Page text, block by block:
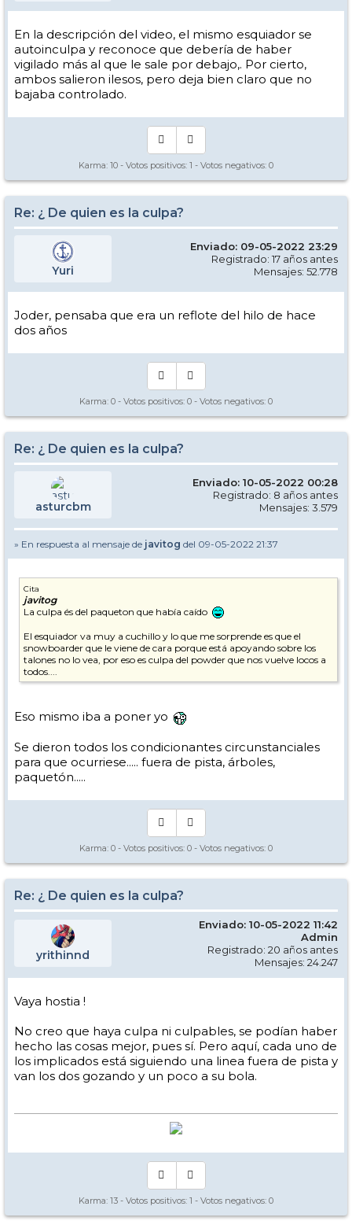
En la descripción del video, el mismo esquiador se
autoinculpa y reconoce que debería de haber
vigilado más al que le sale por debajo,. Por cierto,
ambos salieron ilesos, pero deja bien claro que no
bajaba controlado.
Karma: 10 - Votos positivos: 1 - Votos negativos: 0
Re: ¿ De quien es la culpa?
Yuri
Enviado: 09-05-2022 23:29
Registrado: 17 años antes
Mensajes: 52.778
Joder, pensaba que era un reflote del hilo de hace
dos años
Karma: 0 - Votos positivos: 0 - Votos negativos: 0
Re: ¿ De quien es la culpa?
asturcbm
Enviado: 10-05-2022 00:28
Registrado: 8 años antes
Mensajes: 3.579
» En respuesta al mensaje de javitog del 09-05-2022 21:37
Cita
javitog
La culpa és del paqueton que había caído
El esquiador va muy a cuchillo y lo que me sorprende es que el
snowboarder que le viene de cara porque está apoyando sobre los
talones no lo vea, por eso es culpa del powder que nos vuelve locos a
todos....
Eso mismo iba a poner yo
Se dieron todos los condicionantes circunstanciales
para que ocurriese..... fuera de pista, árboles,
paquetón.....
Karma: 0 - Votos positivos: 0 - Votos negativos: 0
Re: ¿ De quien es la culpa?
yrithinnd
Enviado: 10-05-2022 11:42
Admin
Registrado: 20 años antes
Mensajes: 24.247
Vaya hostia !
No creo que haya culpa ni culpables, se podían haber
hecho las cosas mejor, pues sí. Pero aquí, cada uno de
los implicados está siguiendo una linea fuera de pista y
van los dos gozando y un poco a su bola.
Karma: 13 - Votos positivos: 1 - Votos negativos: 0